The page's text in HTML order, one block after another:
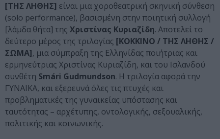
[ΤΗΣ ΛΗΘΗΣ] είναι μια χοροθεατρική σκηνική σύνθεση
(solo performance), βασισμένη στην ποιητική συλλογή
[λάμδα θήτα] της Χριστίνας Κυριαζίδη. Αποτελεί το
δεύτερο μέρος της τριλογίας [ΚΟΚΚΙΝΟ / ΤΗΣ ΛΗΘΗΣ /
ΣΩΜΑ], μια σύμπραξη της Ελληνίδας ποιήτριας και
ερμηνεύτριας Χριστίνας Κυριαζίδη, και του Ισλανδού
συνθέτη Smári Gudmundson. Η τριλογία αφορά την
ΓΥΝΑΙΚΑ, και εξερευνά όλες τις πτυχές και
προβληματικές της γυναικείας υπόστασης και
ταυτότητας – αρχέτυπης, οντολογικής, σεξουαλικής,
πολιτικής και κοινωνικής.